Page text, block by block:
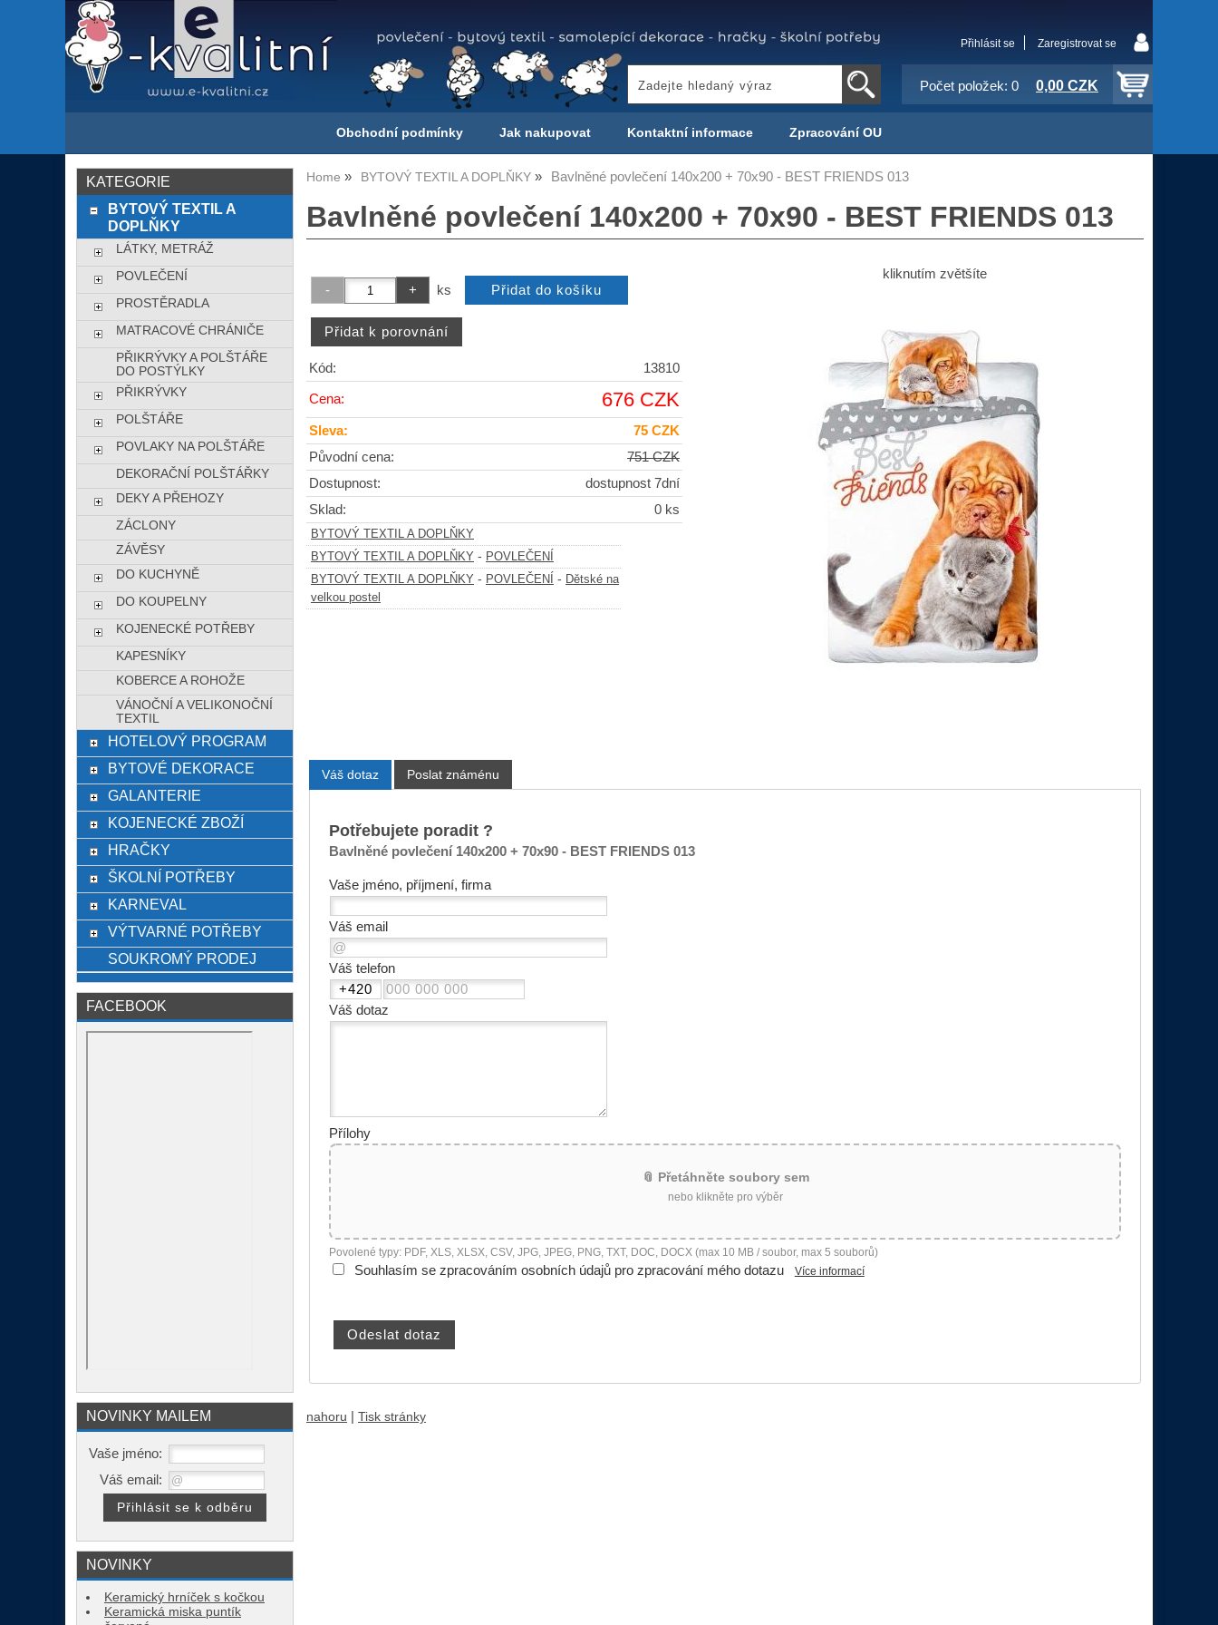
Přihlásit se Zaregistrovat se
Počet položek: 0 0,00 CZK
Obchodní podmínky Jak nakupovat Kontaktní informace Zpracování OU
Home BYTOVÝ TEXTIL A DOPLŇKY Bavlněné povlečení 140x200 + 70x90 - BEST FRIENDS 013
Bavlněné povlečení 140x200 + 70x90 - BEST FRIENDS 013
kliknutím zvětšíte
ks
Kód: 13810
Cena: 676 CZK
Sleva:
75 CZK
Původní cena:
751 CZK
Dostupnost:
dostupnost 7dní
Sklad:
0 ks
BYTOVÝ TEXTIL A DOPLŇKY
BYTOVÝ TEXTIL A DOPLŇKY - POVLEČENÍ
BYTOVÝ TEXTIL A DOPLŇKY - POVLEČENÍ - Dětské na
velkou postel
Váš dotaz Poslat známénu
Potřebujete poradit ?
Bavlněné povlečení 140x200 + 70x90 - BEST FRIENDS 013
Vaše jméno, příjmení, firma
Váš email
Váš telefon
Váš dotaz
Přílohy
📎 Přetáhněte soubory sem
nebo klikněte pro výběr
Povolené typy: PDF, XLS, XLSX, CSV, JPG, JPEG, PNG, TXT, DOC, DOCX (max 10 MB / soubor, max 5 souborů)
Souhlasím se zpracováním osobních údajů pro zpracování mého dotazu Více informací
nahoru Tisk stránky
KATEGORIE
BYTOVÝ TEXTIL A
DOPLŇKY
LÁTKY, METRÁŽ
POVLEČENÍ
PROSTĚRADLA
MATRACOVÉ CHRÁNIČE
PŘIKRÝVKY A POLŠTÁŘE
DO POSTÝLKY
PŘIKRÝVKY
POLŠTÁŘE
POVLAKY NA POLŠTÁŘE
DEKORAČNÍ POLŠTÁŘKY
DEKY A PŘEHOZY
ZÁCLONY
ZÁVĚSY
DO KUCHYNĚ
DO KOUPELNY
KOJENECKÉ POTŘEBY
KAPESNÍKY
KOBERCE A ROHOŽE
VÁNOČNÍ A VELIKONOČNÍ
TEXTIL
HOTELOVÝ PROGRAM
BYTOVÉ DEKORACE
GALANTERIE
KOJENECKÉ ZBOŽÍ
HRAČKY
ŠKOLNÍ POTŘEBY
KARNEVAL
VÝTVARNÉ POTŘEBY
SOUKROMÝ PRODEJ
FACEBOOK
NOVINKY MAILEM
Vaše jméno:
Váš email:
NOVINKY
Keramický hrníček s kočkou
Keramická miska puntík